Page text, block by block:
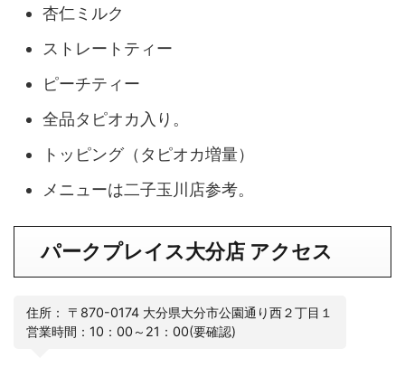
杏仁ミルク
ストレートティー
ピーチティー
全品タピオカ入り。
トッピング（タピオカ増量）
メニューは二子玉川店参考。
パークプレイス大分店 アクセス
住所： 〒870-0174 大分県大分市公園通り西２丁目１
営業時間：10：00～21：00(要確認)